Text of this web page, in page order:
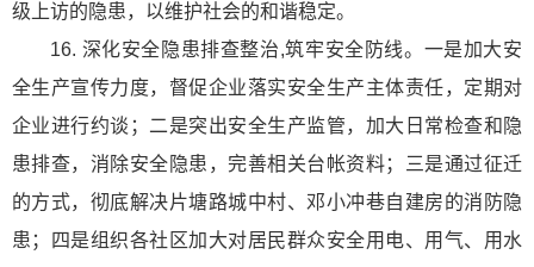
级上访的隐患，以维护社会的和谐稳定。
16. 深化安全隐患排查整治,筑牢安全防线。一是加大安
全生产宣传力度，督促企业落实安全生产主体责任，定期对
企业进行约谈；二是突出安全生产监管，加大日常检查和隐
患排查，消除安全隐患，完善相关台帐资料；三是通过征迁
的方式，彻底解决片塘路城中村、邓小冲巷自建房的消防隐
患；四是组织各社区加大对居民群众安全用电、用气、用水